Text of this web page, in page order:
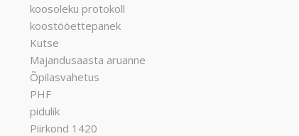
koosoleku protokoll
koostööettepanek
Kutse
Majandusaasta aruanne
Õpilasvahetus
PHF
pidulik
Piirkond 1420